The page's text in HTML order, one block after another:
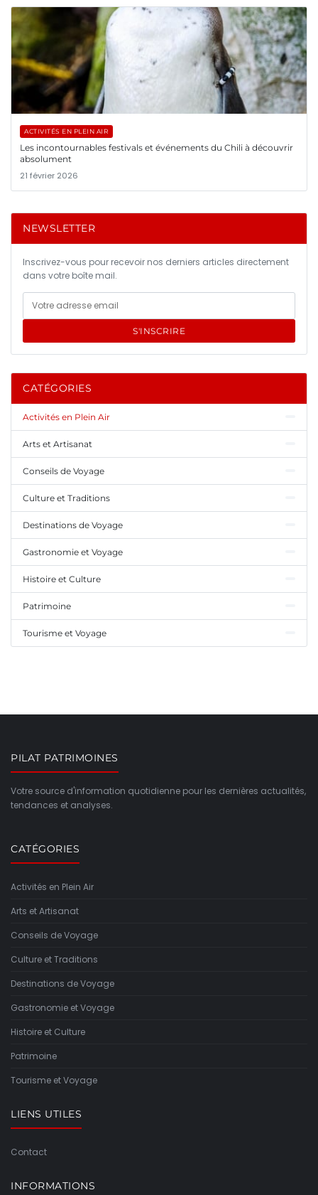
ACTIVITÉS EN PLEIN AIR
Les incontournables festivals et événements du Chili à découvrir
absolument
21 février 2026
NEWSLETTER
Inscrivez-vous pour recevoir nos derniers articles directement
dans votre boîte mail.
S'INSCRIRE
CATÉGORIES
Activités en Plein Air
Arts et Artisanat
Conseils de Voyage
Culture et Traditions
Destinations de Voyage
Gastronomie et Voyage
Histoire et Culture
Patrimoine
Tourisme et Voyage
PILAT PATRIMOINES
Votre source d'information quotidienne pour les dernières actualités,
tendances et analyses.
CATÉGORIES
Activités en Plein Air
Arts et Artisanat
Conseils de Voyage
Culture et Traditions
Destinations de Voyage
Gastronomie et Voyage
Histoire et Culture
Patrimoine
Tourisme et Voyage
LIENS UTILES
Contact
INFORMATIONS